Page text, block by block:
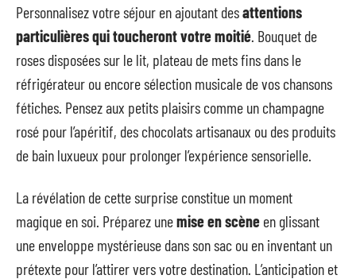
Personnalisez votre séjour en ajoutant desattentions
particulières qui toucheront votre moitié. Bouquet de
roses disposées sur le lit, plateau de mets fins dans le
réfrigérateur ou encore sélection musicale de vos chansons
fétiches. Pensez aux petits plaisirs comme un champagne
rosé pour l’apéritif, des chocolats artisanaux ou des produits
de bain luxueux pour prolonger l’expérience sensorielle.
La révélation de cette surprise constitue un moment
magique en soi. Préparez unemise en scène en glissant
une enveloppe mystérieuse dans son sac ou en inventant un
prétexte pour l’attirer vers votre destination. L’anticipation et